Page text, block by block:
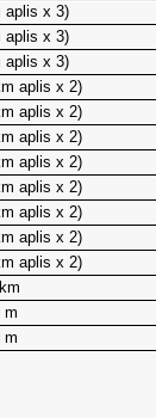
aplis x 3)
aplis x 3)
aplis x 3)
aplis x 2)
aplis x 2)
aplis x 2)
aplis x 2)
aplis x 2)
aplis x 2)
aplis x 2)
aplis x 2)
m
m